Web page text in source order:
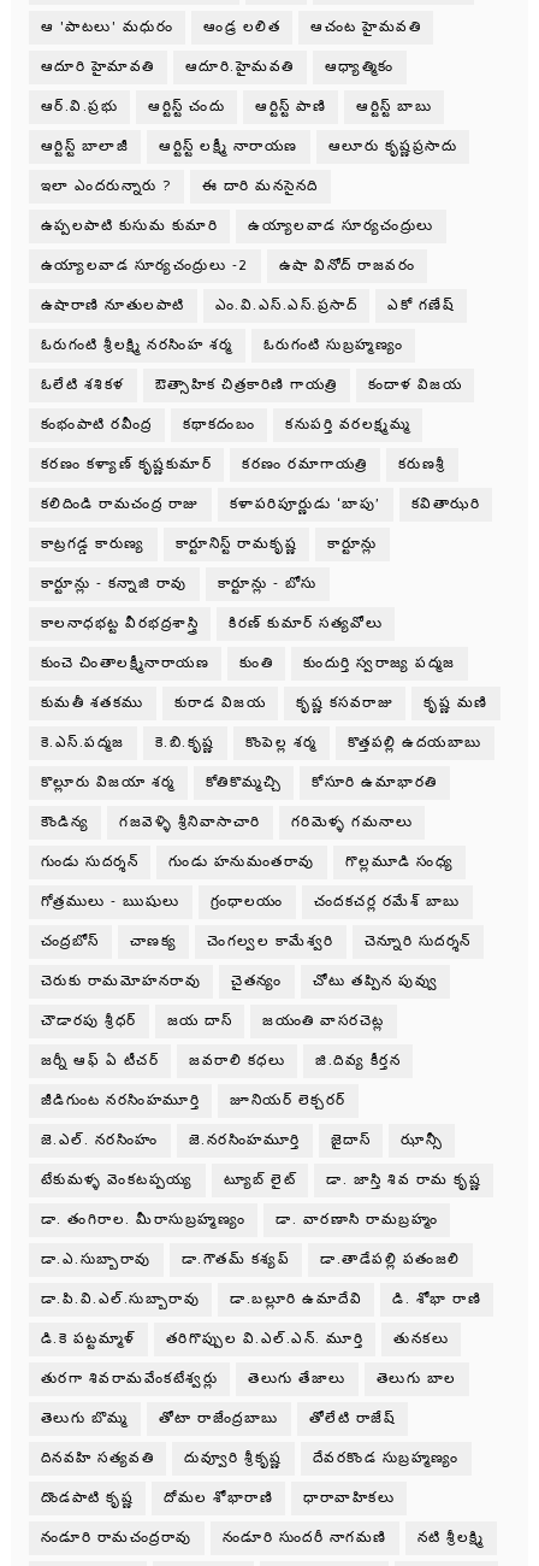
ఆ 'పాటలు' మధురం ఆండ్ర లలిత ఆచంట హైమవతి
ఆదూరి హైమావతి ఆదూరి.హైమవతి ఆధ్యాత్మికం
ఆర్.వి.ప్రభు ఆర్టిస్ట్ చందు ఆర్టిస్ట్ పాణి ఆర్టిస్ట్ బాబు
ఆర్టిస్ట్ బాలాజీ ఆర్టిస్ట్ లక్ష్మీ నారాయణ ఆలూరు కృష్ణప్రసాదు
ఇలా ఎందరున్నారు ? ఈ దారి మనసైనది
ఉప్పలపాటి కుసుమ కుమారి ఉయ్యాలవాడ సూర్యచంద్రులు
ఉయ్యాలవాడ సూర్యచంద్రులు -2 ఉషా వినోద్ రాజవరం
ఉషారాణి నూతులపాటి ఎం.వి.ఎస్.ఎస్.ప్రసాద్ ఎకో గణేష్
ఓరుగంటి శ్రీలక్ష్మి నరసింహ శర్మ ఓరుగంటి సుబ్రహ్మణ్యం
ఓలేటి శశికళ ఔత్సాహిక చిత్రకారిణి గాయత్రి కందాళ విజయ
కంభంపాటి రవీంద్ర కథాకదంబం కనుపర్తి వరలక్ష్మమ్మ
కరణం కళ్యాణ్ కృష్ణకుమార్ కరణం రమాగాయత్రి కరుణశ్రీ
కలిదిండి రామచంద్ర రాజు కళాపరిపూర్ణుడు ‘బాపు’ కవితాఝరి
కాట్రగడ్డ కారుణ్య కార్టూనిస్ట్ రామకృష్ణ కార్టూన్లు
కార్టూన్లు - కన్నాజి రావు కార్టూన్లు - బోసు
కాలనాధభట్ట వీరభద్రశాస్త్రి కిరణ్ కుమార్ సత్యవోలు
కుంచె చింతాలక్ష్మీనారాయణ కుంతి కుందుర్తి స్వరాజ్య పద్మజ
కుమతీ శతకము కురాడ విజయ కృష్ణ కసవరాజు కృష్ణ మణి
కె.ఎస్.పద్మజ కె.బి.కృష్ణ కొంపెల్ల శర్మ కొత్తపల్లి ఉదయబాబు
కొల్లూరు విజయా శర్మ కోతికొమ్మచ్చి కోసూరి ఉమాభారతి
కౌండిన్య గజవెళ్ళి శ్రీనివాసాచారి గరిమెళ్ళ గమనాలు
గుండు సుదర్శన్ గుండు హనుమంతరావు గొల్లమూడి సంధ్య
గోత్రములు - ఋషులు గ్రంధాలయం చందకచర్ల రమేశ్ బాబు
చంద్రబోస్ చాణక్య చెంగల్వల కామేశ్వరి చెన్నూరి సుదర్శన్
చెరుకు రామమోహనరావు చైతన్యం చోటు తప్పిన పువ్వు
చౌడారపు శ్రీధర్ జయ దాస్ జయంతి వాసరచెట్ల
జర్నీ ఆఫ్ ఏ టీచర్ జవరాలి కధలు జి.దివ్య కీర్తన
జీడిగుంట నరసింహమూర్తి జూనియర్ లెక్చరర్
జె.ఎల్. నరసింహం జె.నరసింహమూర్తి జైదాస్ ఝాన్సీ
టేకుమళ్ళ వెంకటప్పయ్య ట్యూబ్ లైట్ డా. జాస్తి శివ రామ కృష్ణ
డా. తంగిరాల. మీరాసుబ్రహ్మణ్యం డా. వారణాసి రామబ్రహ్మం
డా.ఎ.సుబ్బారావు డా.గౌతమ్ కశ్యప్ డా.తాడేపల్లి పతంజలి
డా.పి.వి.ఎల్.సుబ్బారావు డా.బల్లూరి ఉమాదేవి డి. శోభా రాణి
డి.కె పట్టమ్మాళ్ తరిగొప్పుల వి.ఎల్.ఎన్. మూర్తి తునకలు
తురగా శివరామవేంకటేశ్వర్లు తెలుగు తేజాలు తెలుగు బాల
తెలుగు బొమ్మ తోటా రాజేంద్రబాబు తోలేటి రాజేష్
దినవహి సత్యవతి దువ్వూరి శ్రీకృష్ణ దేవరకొండ సుబ్రహ్మణ్యం
దొండపాటి కృష్ణ దోమల శోభారాణి ధారావాహికలు
నండూరి రామచంద్రరావు నండూరి సుందరీ నాగమణి నటి శ్రీలక్ష్మి